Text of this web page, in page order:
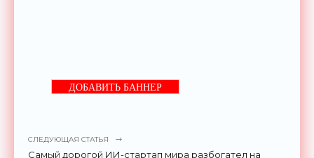
ДОБАВИТЬ БАННЕР
СЛЕДУЮЩАЯ СТАТЬЯ
Самый дорогой ИИ-стартап мира разбогател на